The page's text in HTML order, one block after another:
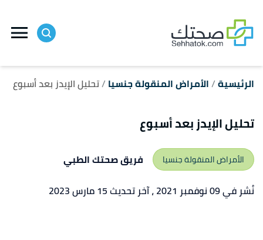
الرئيسية الأمراض المنقولة جنسيا تحليل الإيدز بعد أسبوع
تحليل الإيدز بعد أسبوع
الأمراض المنقولة جنسيا
فريق صحتك الطبي
نُشر في 09 نوفمبر 2021
، آخر تحديث 15 مارس 2023